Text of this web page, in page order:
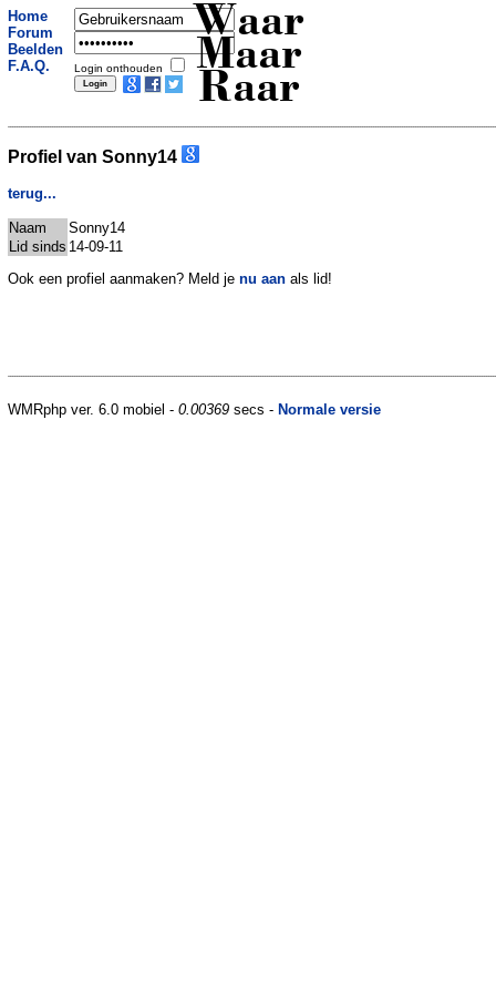
Home
Forum
Beelden
F.A.Q.
Login onthouden
Waar
Maar
Raar
Profiel van Sonny14
terug...
Naam
Sonny14
Lid sinds 14-09-11
Ook een profiel aanmaken? Meld je nu aan als lid!
WMRphp ver. 6.0 mobiel - 0.00369 secs - Normale versie